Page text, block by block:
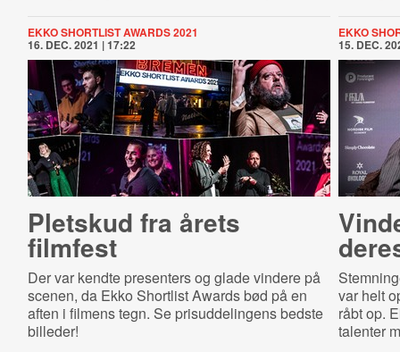
EKKO SHORTLIST AWARDS 2021
16. DEC. 2021 | 17:22
Pletskud fra årets
filmfest
Der var kendte presenters og glade vindere på
scenen, da Ekko Shortlist Awards bød på en
aften i filmens tegn. Se prisuddelingens bedste
billeder!
EKKO
15. DEC.
var helt
råbt op.
talenter